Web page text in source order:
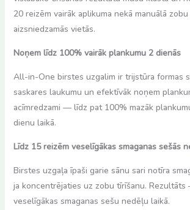
20 reizēm vairāk aplikuma nekā manuālā
aizsniedzamās vietās.
Noņem līdz 100% vairāk plankumu 2 dienās
All-in-One birstes uzgalim ir trijstūra formas
saskares laukumu un efektīvāk noņem
acīmredzami — līdz pat 100% mazāk
dienu laikā.
Līdz 15 reizēm veselīgākas smaganas sešās
Birstes uzgaļa īpaši garie sānu sari notīra
ja koncentrējaties uz zobu tīrīšanu.
veselīgākas smaganas sešu nedēļu laikā.